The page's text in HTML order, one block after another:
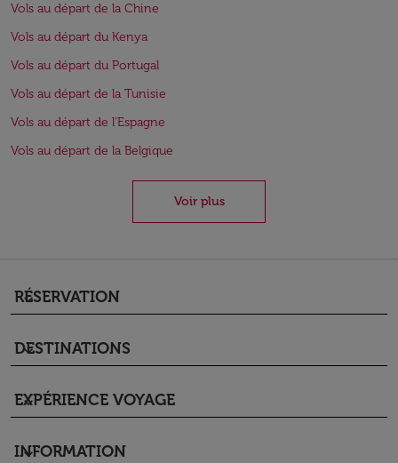
Vols au départ de la Chine
Vols au départ du Kenya
Vols au départ du Portugal
Vols au départ de la Tunisie
Vols au départ de l'Espagne
Vols au départ de la Belgique
Voir plus
RÉSERVATION
keyboard_arrow_down
DESTINATIONS
keyboard_arrow_down
EXPÉRIENCE VOYAGE
keyboard_arrow_down
INFORMATION
keyboard_arrow_down